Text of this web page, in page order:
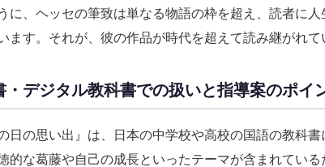
に、ヘッセの筆致は単なる物語の枠を超え、読者に
ます。それが、彼の作品が時代を超えて読み継がれて
・デジタル教科書での扱いと指導案のポイ
の日の思い出』は、日本の中学校や高校の国語の教科
的な葛藤や自己の成長といったテーマが含まれてい